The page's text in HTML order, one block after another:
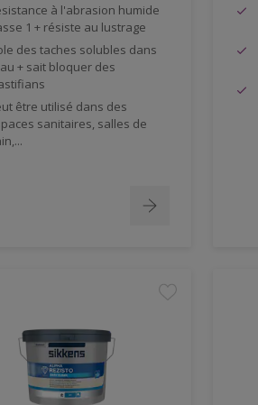
à l'abrasion humide
1 + résiste au lustrage
des taches solubles dans
+ sait bloquer des
être utilisé dans des
sanitaires, salles de